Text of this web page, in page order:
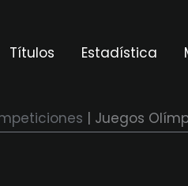
Títulos Estadística
Juegos